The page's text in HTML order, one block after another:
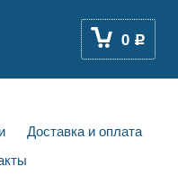
0 Р
Доставка и оплата